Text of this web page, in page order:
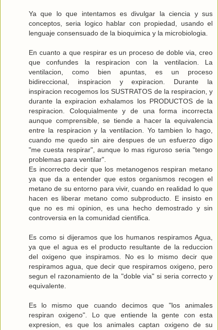
Ya que lo que intentamos es divulgar la ciencia y sus
conceptos, seria logico hablar con propiedad, usando el
lenguaje consensuado de la bioquimica y la microbiologia.
En cuanto a que respirar es un proceso de doble via, creo
que confundes la respiracion con la ventilacion. La
ventilacion, como bien apuntas, es un proceso
bidireccional, inspiracion y expiracion. Durante la
inspiracion recogemos los SUSTRATOS de la respiracion, y
durante la expiracion exhalamos los PRODUCTOS de la
respiracion. Coloquialmente y de una forma incorrecta
aunque comprensible, se tiende a hacer la equivalencia
entre la respiracion y la ventilacion. Yo tambien lo hago,
cuando me quedo sin aire despues de un esfuerzo digo
"me cuesta respirar", aunque lo mas riguroso seria "tengo
problemas para ventilar".
Es incorrecto decir que los metanogenos respiran metano
ya que da a entender que estos organismos recogen el
metano de su entorno para vivir, cuando en realidad lo que
hacen es liberar metano como subproducto. E insisto en
que no es mi opinion, es una hecho demostrado y sin
controversia en la comunidad cientifica.
Es como si dijeramos que los humanos respiramos Agua,
ya que el agua es el producto resultante de la reduccion
del oxigeno que inspiramos. No es lo mismo decir que
respiramos agua, que decir que respiramos oxigeno, pero
segun el razonamiento de la "doble via" si seria correcto y
equivalente.
Es lo mismo que cuando decimos que "los animales
respiran oxigeno". Lo que entiende la gente con esta
expresion, es que los animales captan oxigeno de su